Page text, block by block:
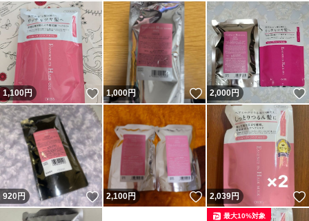
1,100円 いいね！
1,000円 いいね！
2,000円
920円 いいね！
2,100円 いいね！
2,039円
最大10%対象